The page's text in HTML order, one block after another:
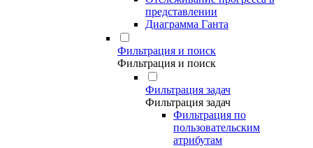
представлении
Диаграмма Ганта
Фильтрация и поиск
Фильтрация и поиск
Фильтрация задач
Фильтрация задач
Фильтрация по
пользовательским
атрибутам